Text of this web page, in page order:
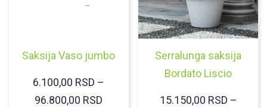
Saksija Vaso jumbo
6.100,00 RSD –
96.800,00 RSD
Serralunga saksija
Bordato Liscio
15.150,00 RSD –